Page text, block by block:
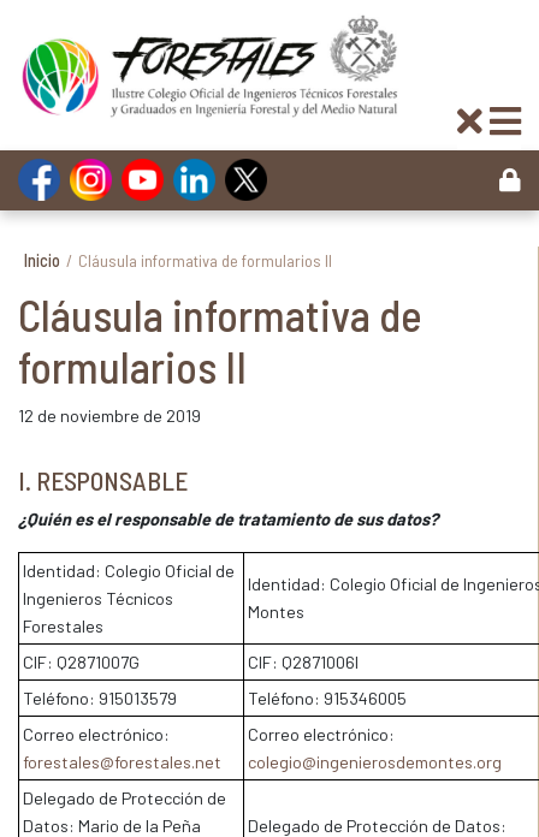
Inicio / Cláusula informativa de formularios II
Cláusula informativa de
formularios II
12 de noviembre de 2019
I. RESPONSABLE
¿Quién es el responsable de tratamiento de sus datos?
Identidad: Colegio Oficial de
Ingenieros Técnicos
Forestales
Identidad: Colegio Oficial de
Montes
CIF: Q2871007G
CIF: Q2871006I
Teléfono: 915013579
Teléfono: 915346005
Correo electrónico:
forestales@forestales.net
Correo electrónico:
colegio@ingenierosdemontes.org
Delegado de Protección de
Datos: Mario de la Peña
Delegado de Protección de Datos: